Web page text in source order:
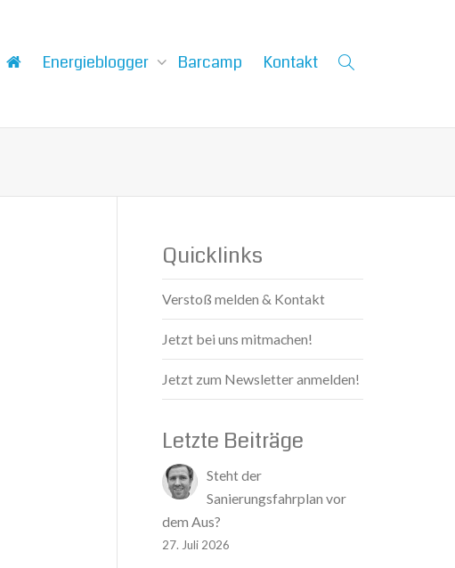
Energieblogger Barcamp Kontakt
Quicklinks
Verstoß melden & Kontakt
Jetzt bei uns mitmachen!
Jetzt zum Newsletter anmelden!
Letzte Beiträge
Steht der
Sanierungsfahrplan vor
dem Aus?
27. Juli 2026